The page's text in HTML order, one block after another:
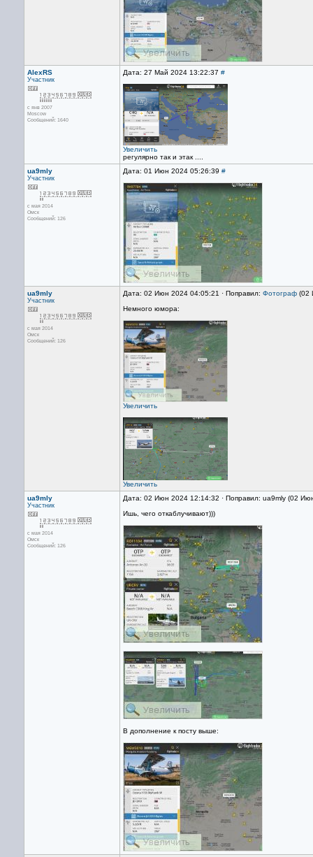
AlexRS
Участник
с янв 2007
Moscow
Сообщений: 1640
Дата: 27 Май 2024 13:22:37 #
Увеличить
регулярно так и этак ....
ua9mly
Участник
с мая 2014
Омск
Сообщений: 126
Дата: 01 Июн 2024 05:26:39 #
ua9mly
Участник
с мая 2014
Омск
Сообщений: 126
Дата: 02 Июн 2024 04:05:21 · Поправил: Фотограф (02
Немного юмора:
Увеличить
Увеличить
ua9mly
Участник
с мая 2014
Омск
Сообщений: 126
Дата: 02 Июн 2024 12:14:32 · Поправил: ua9mly (02
Ишь, чего откаблучивают)))
В дополнение к посту выше: